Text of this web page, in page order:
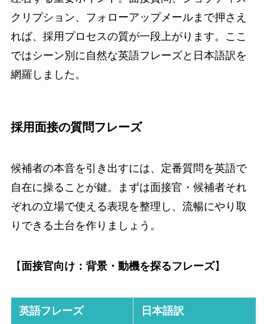
クリプション、フォローアップメールまで押さえ
れば、採用プロセスの質が一段上がります。ここ
ではシーン別に自然な英語フレーズと日本語訳を
網羅しました。
採用面接の質問フレーズ
候補者の本音を引き出すには、定番質問を英語で
自在に操ることが鍵。まずは面接官・候補者それ
ぞれの立場で使える表現を整理し、流暢にやり取
りできる土台を作りましょう。
【面接官向け：背景・動機を探るフレーズ】
英語フレーズ 日本語訳